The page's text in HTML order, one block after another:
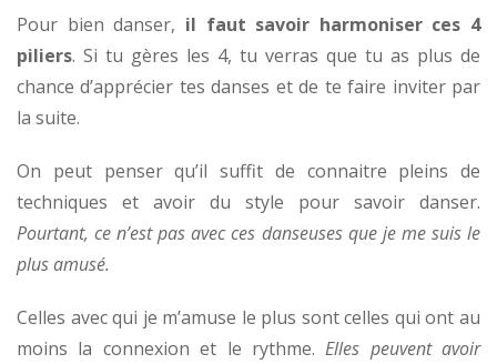
Pour bien danser, il faut savoir harmoniser ces 4
piliers. Si tu gères les 4, tu verras que tu as plus de
chance d’apprécier tes danses et de te faire inviter par
la suite.
On peut penser qu’il suffit de connaitre pleins de
techniques et avoir du style pour savoir danser.
Pourtant, ce n’est pas avec ces danseuses que je me suis le
plus amusé.
Celles avec qui je m’amuse le plus sont celles qui ont au
moins la connexion et le rythme.Elles peuvent avoir